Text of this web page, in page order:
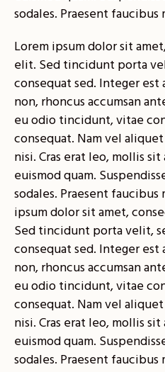
sodales. Praesent faucibus
Lorem ipsum dolor sit
elit. Sed tincidunt porta
consequat sed. Integer
non, rhoncus accumsan
eu odio tincidunt, vitae
consequat. Nam vel
nisi. Cras erat leo, mollis
euismod quam.
sodales. Praesent
ipsum dolor sit amet,
Sed tincidunt porta velit,
consequat sed. Integer
non, rhoncus accumsan
eu odio tincidunt, vitae
consequat. Nam vel
nisi. Cras erat leo, mollis
euismod quam.
sodales. Praesent faucibus